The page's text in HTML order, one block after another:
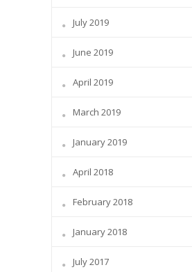
July 2019
June 2019
April 2019
March 2019
January 2019
April 2018
February 2018
January 2018
July 2017